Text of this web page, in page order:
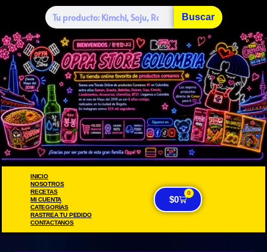
Buscar
INICIO
NOSOTROS
RECETAS
MI CUENTA
CATEGORÍAS
RASTREA TU PEDIDO
CONTACTANOS
$0
0